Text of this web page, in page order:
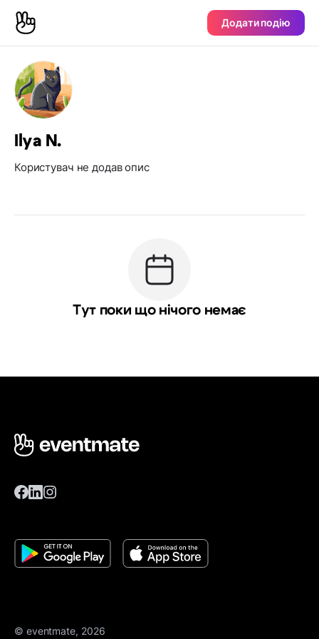
Додати подію
Ilya N.
Користувач не додав опис
Тут поки що нічого немає
© eventmate, 2026